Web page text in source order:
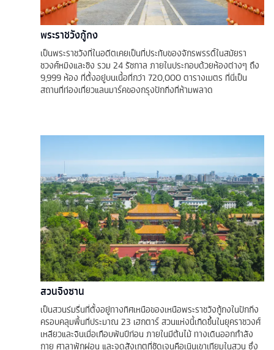
พระราชวังกู้กง
เป็นพระราชวังที่ในอดีตเคยเป็นที่ประทับของจักรพรรดิ์ในสมัยรา
ชวงศ์หมิงและชิง รวม 24 รัชกาล ภายในประกอบด้วยห้องต่างๆ ถึง
9,999 ห้อง ที่ตั้งอยู่บนเนื้อที่กว่า 720,000 ตารางเมตร ที่นี่เป็น
สถานที่ท่องเที่ยวแลนมาร์คของกรุงปักกิ่งที่ห้ามพลาด
สวนจิงซาน
เป็นสวนร่มรื่นที่ตั้งอยู่ทางทิศเหนือของเหนือพระราชวังกู้กงในปักกิ่ง
ครอบคลุมพื้นที่ประมาณ 23 เฮกตาร์ สวนแห่งนี้เกิดขึ้นในยุคราชวงศ์
เหลียวและจินเมื่อเกือบพันปีก่อน ภายในมีต้นไม้ ทางเดินออกกำลัง
กาย ศาลาพักผ่อน และจุดสังเกตที่ชัดเจนคือเนินเขาเทียมในสวน ซึ่ง